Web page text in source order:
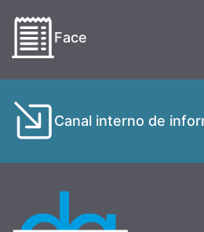
Face
Canal interno de